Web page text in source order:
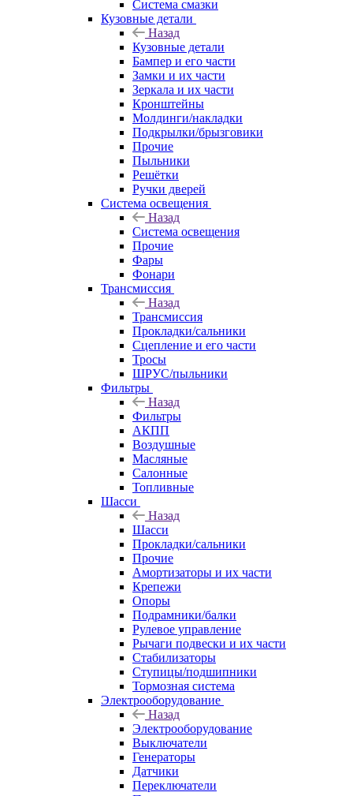
Система смазки
Кузовные детали
Назад
Кузовные детали
Бампер и его части
Замки и их части
Зеркала и их части
Кронштейны
Молдинги/накладки
Подкрылки/брызговики
Прочие
Пыльники
Решётки
Ручки дверей
Система освещения
Назад
Система освещения
Прочие
Фары
Фонари
Трансмиссия
Назад
Трансмиссия
Прокладки/сальники
Сцепление и его части
Тросы
ШРУС/пыльники
Фильтры
Назад
Фильтры
АКПП
Воздушные
Масляные
Салонные
Топливные
Шасси
Назад
Шасси
Прокладки/сальники
Прочие
Амортизаторы и их части
Крепежи
Опоры
Подрамники/балки
Рулевое управление
Рычаги подвески и их части
Стабилизаторы
Ступицы/подшипники
Тормозная система
Электрооборудование
Назад
Электрооборудование
Выключатели
Генераторы
Датчики
Переключатели